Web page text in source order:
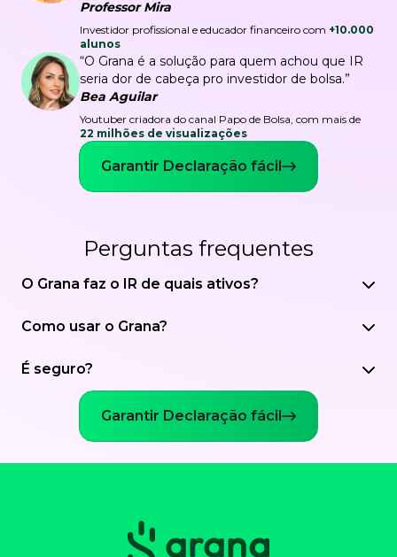
Professor Mira
Investidor profissional e educador financeiro com +10.000
alunos
“O Grana é a solução para quem achou que IR
seria dor de cabeça pro investidor de bolsa.”
Bea Aguilar
Youtuber criadora do canal Papo de Bolsa, com mais de
22 milhões de visualizações
Garantir Declaração fácil
Perguntas frequentes
O Grana faz o IR de quais ativos?
Como usar o Grana?
É seguro?
Garantir Declaração fácil